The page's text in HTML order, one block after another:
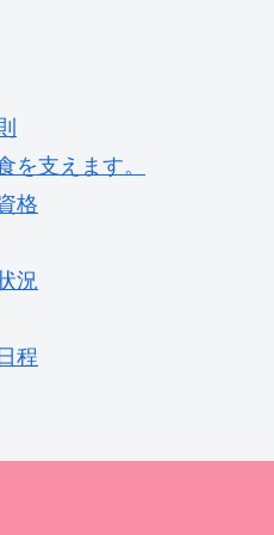
を支えます。
格
況
程